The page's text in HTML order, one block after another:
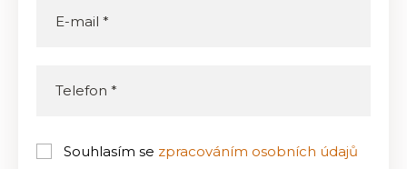
Souhlasím se zpracováním osobních údajů